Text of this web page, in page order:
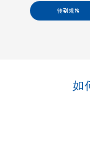
转到规格
如